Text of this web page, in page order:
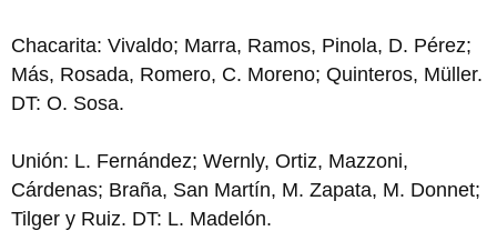
Chacarita: Vivaldo; Marra, Ramos, Pinola, D. Pérez;
Más, Rosada, Romero, C. Moreno; Quinteros, Müller.
DT: O. Sosa.
Unión: L. Fernández; Wernly, Ortiz, Mazzoni,
Cárdenas; Braña, San Martín, M. Zapata, M. Donnet;
Tilger y Ruiz. DT: L. Madelón.